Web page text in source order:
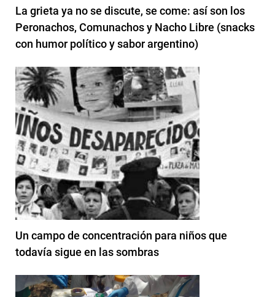
La grieta ya no se discute, se come: así son los
Peronachos, Comunachos y Nacho Libre (snacks
con humor político y sabor argentino)
Un campo de concentración para niños que
todavía sigue en las sombras